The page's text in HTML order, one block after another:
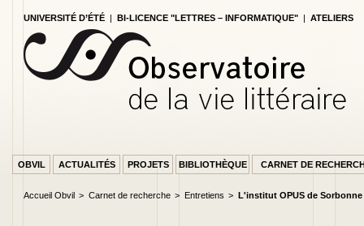
UNIVERSITÉ D’ÉTÉ | BI-LICENCE "LETTRES – INFORMATIQUE" | ATELIERS
OBVIL ACTUALITÉS PROJETS BIBLIOTHÈQUE CARNET DE
Accueil Obvil Carnet de recherche Entretiens L'institut OPUS de